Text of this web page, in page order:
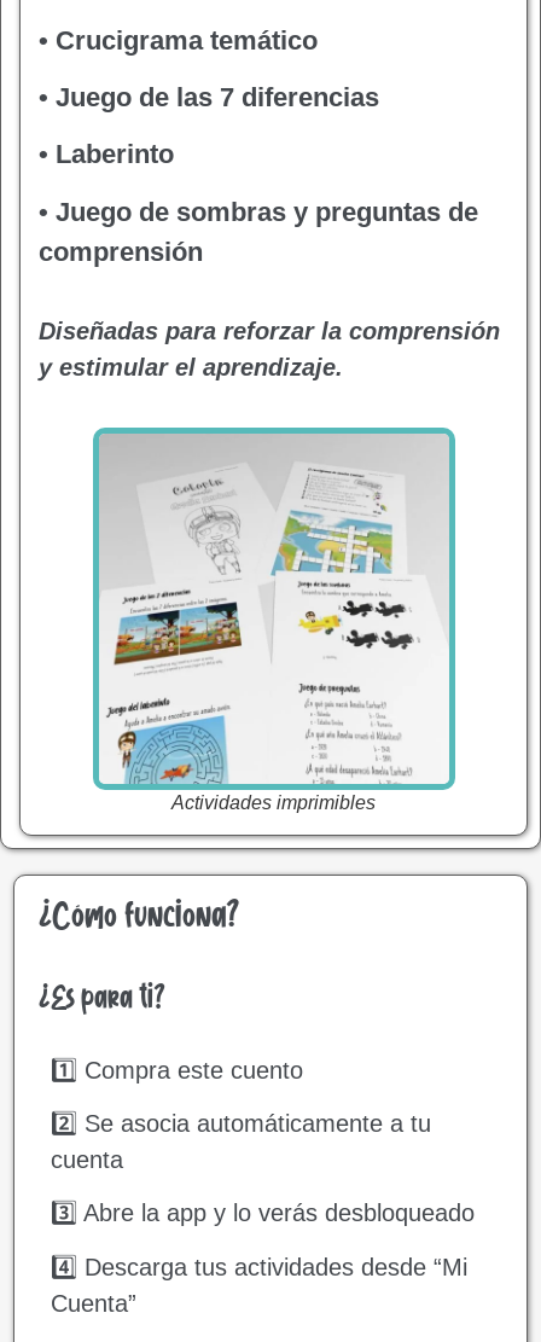
• Crucigrama temático
• Juego de las 7 diferencias
• Laberinto
• Juego de sombras y preguntas de
comprensión
Diseñadas para reforzar la comprensión
y estimular el aprendizaje.
Actividades imprimibles
¿Cómo funciona?
¿Es para ti?
1️⃣ Compra este cuento
2️⃣ Se asocia automáticamente a tu
cuenta
3️⃣ Abre la app y lo verás desbloqueado
4️⃣ Descarga tus actividades desde “Mi
Cuenta”